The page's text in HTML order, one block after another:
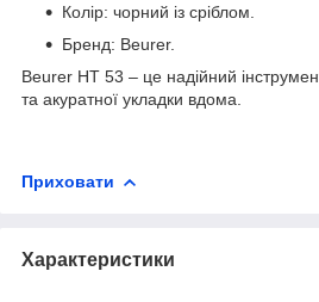
Колір: чорний із сріблом.
Бренд: Beurer.
Beurer HT 53 – це надійний
та акуратної укладки вдома.
Приховати
Характеристики